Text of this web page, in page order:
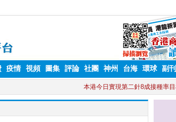
疫情 視頻 圖集 評論 社團 神州 台海 環球 副刊